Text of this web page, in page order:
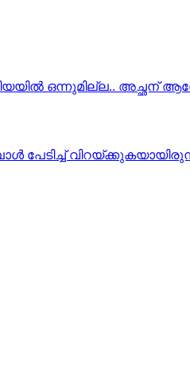
ഒന്നുമില്ല.. അച്ഛന്